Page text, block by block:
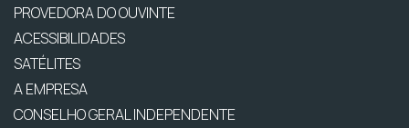
PROVEDORA DO OUVINTE
ACESSIBILIDADES
SATÉLITES
A EMPRESA
CONSELHO GERAL INDEPENDENTE